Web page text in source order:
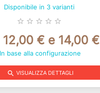
Disponibile in 3 varianti
star_border star_border star_border star_border star_border
12,00 € e 14,00 €
In base alla configurazione
search VISUALIZZA DETTAGLI